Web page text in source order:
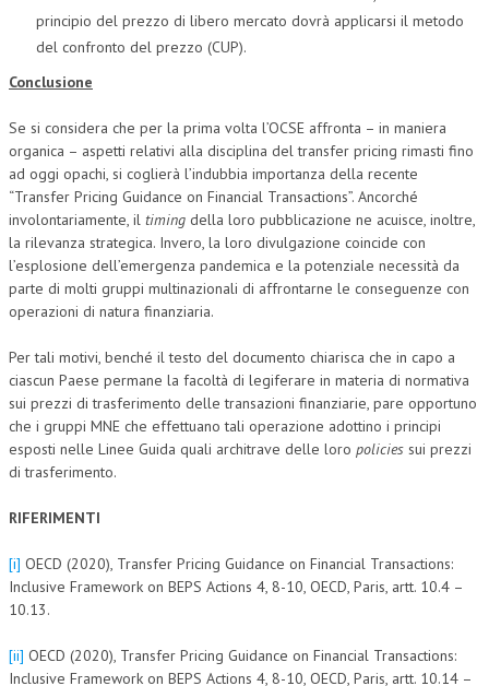
principio del prezzo di libero mercato dovrà applicarsi il metodo
del confronto del prezzo (CUP).
Conclusione
Se si considera che per la prima volta l’OCSE affronta – in maniera
organica – aspetti relativi alla disciplina del transfer pricing rimasti fino
ad oggi opachi, si coglierà l’indubbia importanza della recente
“Transfer Pricing Guidance on Financial Transactions”. Ancorché
involontariamente, il timing della loro pubblicazione ne acuisce, inoltre,
la rilevanza strategica. Invero, la loro divulgazione coincide con
l’esplosione dell’emergenza pandemica e la potenziale necessità da
parte di molti gruppi multinazionali di affrontarne le conseguenze con
operazioni di natura finanziaria.
Per tali motivi, benché il testo del documento chiarisca che in capo a
ciascun Paese permane la facoltà di legiferare in materia di normativa
sui prezzi di trasferimento delle transazioni finanziarie, pare opportuno
che i gruppi MNE che effettuano tali operazione adottino i principi
esposti nelle Linee Guida quali architrave delle loro policies sui prezzi
di trasferimento.
RIFERIMENTI
[i] OECD (2020), Transfer Pricing Guidance on Financial Transactions:
Inclusive Framework on BEPS Actions 4, 8-10, OECD, Paris, artt. 10.4 –
10.13.
[ii] OECD (2020), Transfer Pricing Guidance on Financial Transactions:
Inclusive Framework on BEPS Actions 4, 8-10, OECD, Paris, artt. 10.14 –